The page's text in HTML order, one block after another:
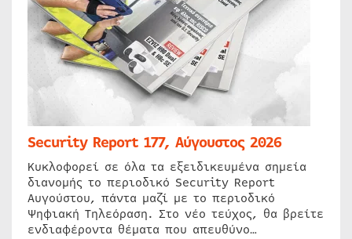
Security Report 177, Αύγουστος 2026
Κυκλοφορεί σε όλα τα εξειδικευμένα σημεία
διανομής το περιοδικό Security Report
Αυγούστου, πάντα μαζί με το περιοδικό
Ψηφιακή Τηλεόραση. Στο νέο τεύχος, θα βρείτε
ενδιαφέροντα θέματα που απευθύνο…